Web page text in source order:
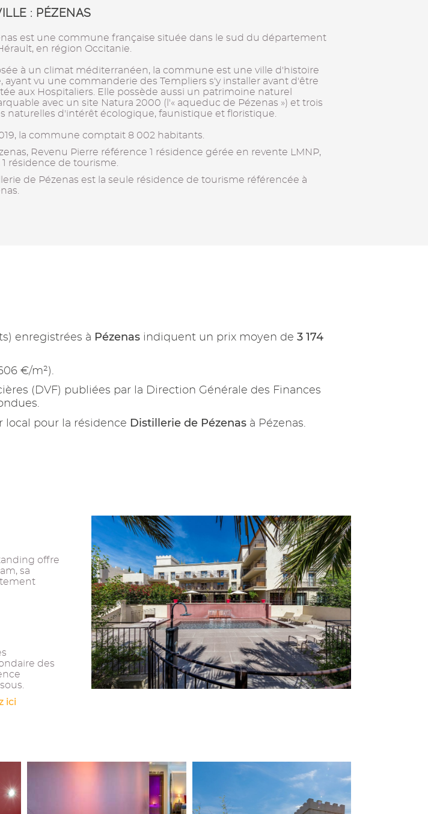
: PÉZENAS
est une commune française située dans le sud du département
en région Occitanie.
à un climat méditerranéen, la commune est une ville d'histoire
ayant vu une commanderie des Templiers s'y installer avant d'être
aux Hospitaliers. Elle possède aussi un patrimoine naturel
avec un site Natura 2000 (l'« aqueduc de Pézenas ») et trois
naturelles d'intérêt écologique, faunistique et floristique.
la commune comptait 8 002 habitants.
Revenu Pierre référence 1 résidence gérée en revente LMNP,
résidence de tourisme.
de Pézenas est la seule résidence de tourisme référencée à
enregistrées à Pézenas indiquent un prix moyen de 3 174
€/m²).
(DVF) publiées par la Direction Générale des Finances
pour la résidence Distillerie de Pézenas à Pézenas.
offre
sa
des
ici